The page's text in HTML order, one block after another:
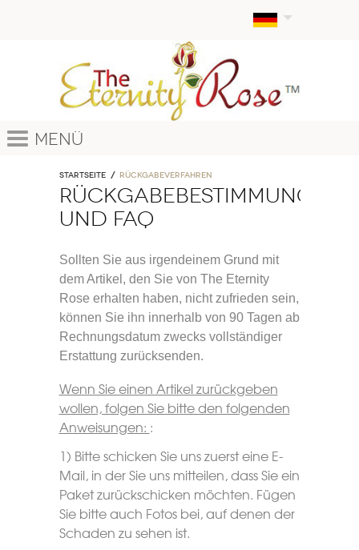
Menü
Startseite RÜCKGABEVERFAHREN
RÜCKGABEBESTIMMUNGEN
UND FAQ
Sollten Sie aus irgendeinem Grund mit
dem Artikel, den Sie von The Eternity
Rose erhalten haben, nicht zufrieden sein,
können Sie ihn innerhalb von 90 Tagen ab
Rechnungsdatum zwecks vollständiger
Erstattung zurücksenden.
Wenn Sie einen Artikel zurückgeben
wollen, folgen Sie bitte den folgenden
Anweisungen: :
1) Bitte schicken Sie uns zuerst eine E-
Mail, in der Sie uns mitteilen, dass Sie ein
Paket zurückschicken möchten. Fügen
Sie bitte auch Fotos bei, auf denen der
Schaden zu sehen ist.